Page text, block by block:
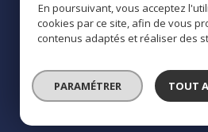
En poursuivant, vous acceptez
cookies par ce site, afin de vous
contenus adaptés et réaliser des
PARAMÉTRER TOUT